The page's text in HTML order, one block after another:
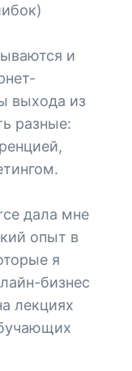
и
выхода из
разные:
дала мне
опыт в
я
бизнес
лекциях